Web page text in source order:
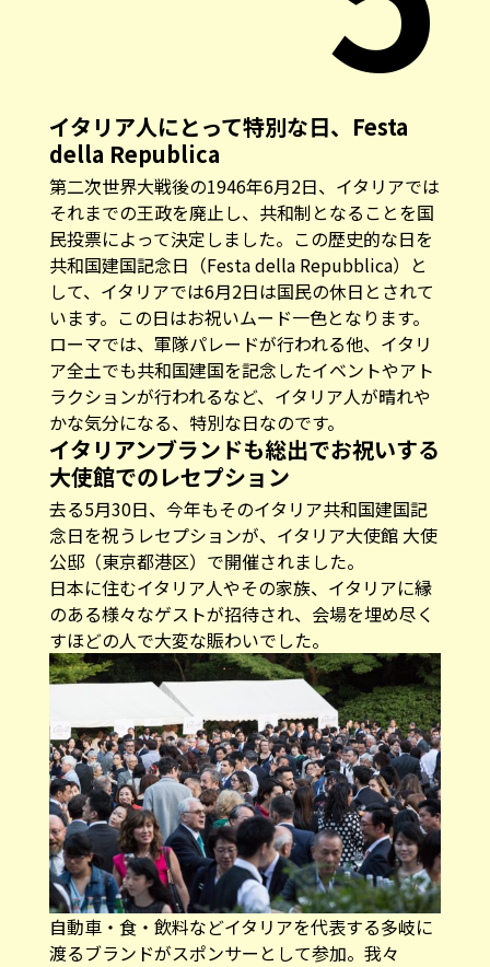
イタリア人にとって特別な日、Festa
della Republica
第二次世界大戦後の1946年6月2日、イタリアでは
それまでの王政を廃止し、共和制となることを国
民投票によって決定しました。この歴史的な日を
共和国建国記念日（Festa della Repubblica）と
して、イタリアでは6月2日は国民の休日とされて
います。この日はお祝いムード一色となります。
ローマでは、軍隊パレードが行われる他、イタリ
ア全土でも共和国建国を記念したイベントやアト
ラクションが行われるなど、イタリア人が晴れや
かな気分になる、特別な日なのです。
イタリアンブランドも総出でお祝いする
大使館でのレセプション
去る5月30日、今年もそのイタリア共和国建国記
念日を祝うレセプションが、イタリア大使館 大使
公邸（東京都港区）で開催されました。
日本に住むイタリア人やその家族、イタリアに縁
のある様々なゲストが招待され、会場を埋め尽く
すほどの人で大変な賑わいでした。
自動車・食・飲料などイタリアを代表する多岐に
渡るブランドがスポンサーとして参加。我々